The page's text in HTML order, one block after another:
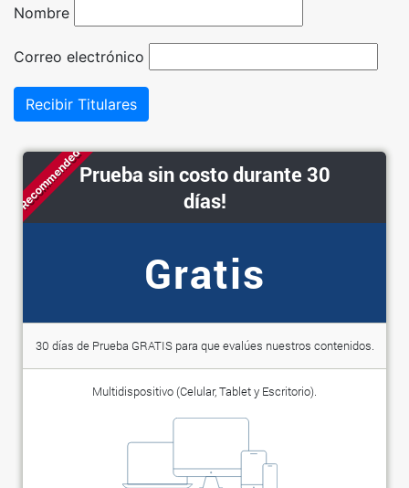
Nombre
Correo electrónico
Recibir Titulares
RecommendedPrueba sin costo durante 30
días!
Gratis
30 días de Prueba GRATIS para que evalúes nuestros contenidos.
Multidispositivo (Celular, Tablet y Escritorio).